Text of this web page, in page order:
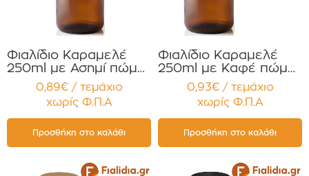
Φιαλίδιο Καραμελέ
250ml με Ασημί πώμα
για Χάπια , Βιταμίνες
Συμπληρώματα
Διατροφής
Συσκευασία 12
τεμαχίων
0,89€ / τεμάχιο
χωρίς Φ.Π.Α
Προσθήκη στο καλάθι
Φιαλίδιο Καραμελέ
250ml με Καφέ πώμα
για Χάπια , Βιταμίνες
Συμπληρώματα
Διατροφής
Συσκευασία 12
τεμαχίων
0,93€ / τεμάχιο
χωρίς Φ.Π.Α
Προσθήκη στο καλάθι